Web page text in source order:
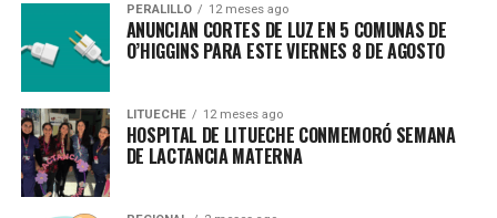
PERALILLO 12 meses ago
ANUNCIAN CORTES DE LUZ EN 5 COMUNAS DE
O’HIGGINS PARA ESTE VIERNES 8 DE AGOSTO
LITUECHE 12 meses ago
HOSPITAL DE LITUECHE CONMEMORÓ SEMANA
DE LACTANCIA MATERNA